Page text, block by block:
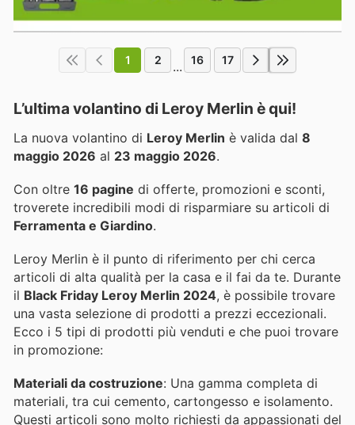
1 2 ... 16 17
L’ultima volantino di Leroy Merlin è qui!
La nuova volantino di Leroy Merlin è valida dal 8
maggio 2026 al 23 maggio 2026.
Con oltre 16 pagine di offerte, promozioni e sconti,
troverete incredibili modi di risparmiare su articoli di
Ferramenta e Giardino.
Leroy Merlin è il punto di riferimento per chi cerca
articoli di alta qualità per la casa e il fai da te. Durante
il Black Friday Leroy Merlin 2024, è possibile trovare
una vasta selezione di prodotti a prezzi eccezionali.
Ecco i 5 tipi di prodotti più venduti e che puoi trovare
in promozione:
Materiali da costruzione: Una gamma completa di
materiali, tra cui cemento, cartongesso e isolamento.
Questi articoli sono molto richiesti da appassionati del